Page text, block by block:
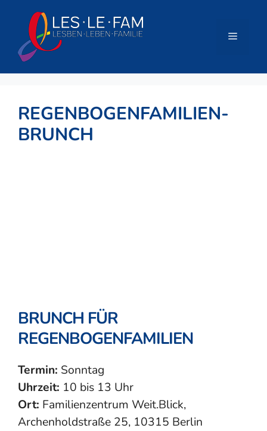
springen
Menü
REGENBOGENFAMILIEN-
BRUNCH
BRUNCH FÜR
REGENBOGENFAMILIEN
Termin: Sonntag
Uhrzeit: 10 bis 13 Uhr
Ort: Familienzentrum Weit.Blick,
Archenholdstraße 25, 10315 Berlin